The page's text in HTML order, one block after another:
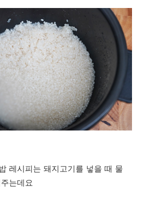
레시피는 돼지고기를 넣을 때 물
는데요